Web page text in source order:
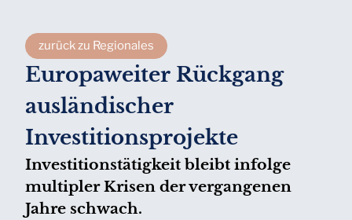
zurück zu Regionales
Europaweiter Rückgang
ausländischer
Investitionsprojekte
Investitionstätigkeit bleibt infolge
multipler Krisen der vergangenen
Jahre schwach.